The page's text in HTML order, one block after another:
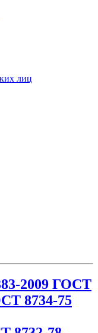
лиц